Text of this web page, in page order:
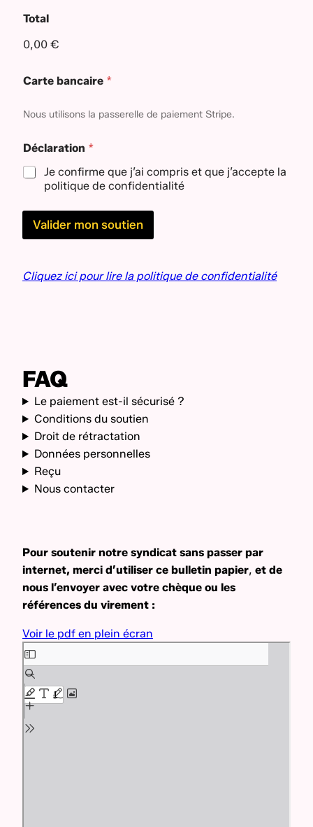
n
n
t
r
s
s
é
·
Total
0,00 €
Carte bancaire *
Nous utilisons la passerelle de paiement Stripe.
Déclaration *
Je confirme que j’ai compris et que j’accepte la
politique de confidentialité
Valider mon soutien
Cliquez ici pour lire la politique de confidentialité
FAQ
Le paiement est-il sécurisé ?
Conditions du soutien
Droit de rétractation
Données personnelles
Reçu
Nous contacter
Pour soutenir notre syndicat sans passer par
internet, merci d’utiliser ce bulletin papier, et de
nous l’envoyer avec votre chèque ou les
références du virement :
Voir le pdf en plein écran
Aller au contenu PDF